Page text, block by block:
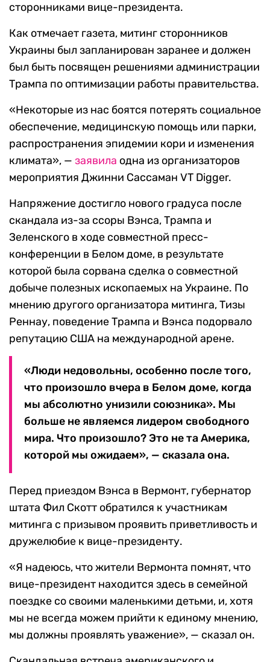
сторонниками вице-президента.
Как отмечает газета, митинг сторонников
Украины был запланирован заранее и должен
был быть посвящен решениями администрации
Трампа по оптимизации работы правительства.
«Некоторые из нас боятся потерять социальное
обеспечение, медицинскую помощь или парки,
распространения эпидемии кори и изменения
климата», — заявила одна из организаторов
мероприятия Джинни Сассаман VT Digger.
Напряжение достигло нового градуса после
скандала из-за ссоры Вэнса, Трампа и
Зеленского в ходе совместной пресс-
конференции в Белом доме, в результате
которой была сорвана сделка о совместной
добыче полезных ископаемых на Украине. По
мнению другого организатора митинга, Тизы
Реннау, поведение Трампа и Вэнса подорвало
репутацию США на международной арене.
«Люди недовольны, особенно после того,
что произошло вчера в Белом доме, когда
мы абсолютно унизили союзника». Мы
больше не являемся лидером свободного
мира. Что произошло? Это не та Америка,
которой мы ожидаем», — сказала она.
Перед приездом Вэнса в Вермонт, губернатор
штата Фил Скотт обратился к участникам
митинга с призывом проявить приветливость и
дружелюбие к вице-президенту.
«Я надеюсь, что жители Вермонта помнят, что
вице-президент находится здесь в семейной
поездке со своими маленькими детьми, и, хотя
мы не всегда можем прийти к единому мнению,
мы должны проявлять уважение», — сказал он.